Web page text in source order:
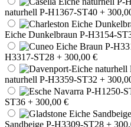
naturhell P-H1367-ST40 +
Eiche Dunkelbraun P-H3154-
H3317-ST28 + 300,00 €
naturhell P-H3359-ST32 +
ST36 + 300,00 €
Sandbeige P-H3309-ST28 +